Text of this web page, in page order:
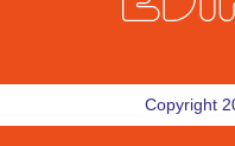
Copyright